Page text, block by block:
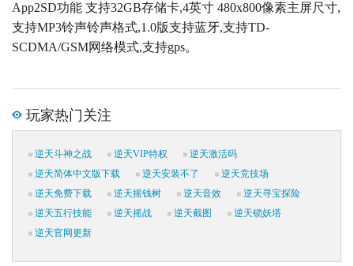
App2SD功能 支持32GB存储卡,4英寸 480x800像素主屏尺寸,
支持MP3铃声铃声格式,1.0版支持蓝牙,支持TD-
SCDMA/GSM网络模式,支持gps。
玩家热门关注
逆天斗神之战 逆天VIP特权
逆天激活码
逆天简体中文版下载
逆天安装不了
逆天竞技场
逆天免费下载
逆天摇钱树 逆天音效
逆天寻宝探险
逆天五行技能
逆天摇战 逆天截图
逆天锁妖塔
逆天官网更新